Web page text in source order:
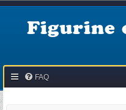
Figurine
FAQ